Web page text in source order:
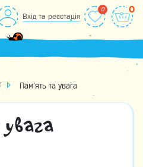
Вхід та реєстація
0
Пам’ять та увага